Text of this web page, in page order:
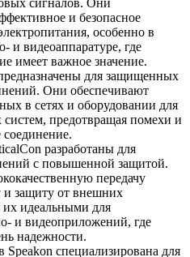
сигналов. Они
и безопасное
особенно в
и видеоаппаратуре, где
имеет важное значение.
для защищенных
Они обеспечивают
в сетях и оборудовании для
систем, предотвращая помехи и
соединение.
разработаны для
с повышенной защитой.
передачу
и защиту от внешних
их идеальными для
и видеоприложений, где
надежности.
Speakon специализирована для